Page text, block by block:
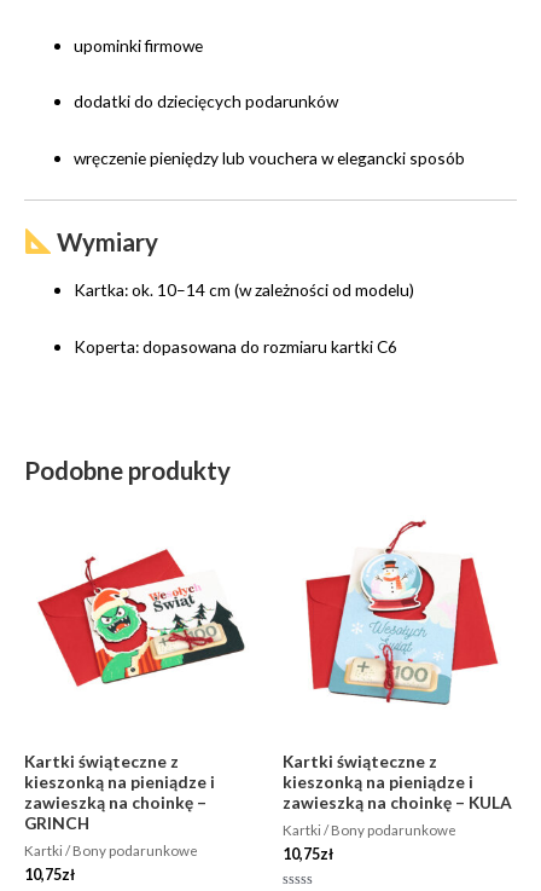
upominki firmowe
dodatki do dziecięcych podarunków
wręczenie pieniędzy lub vouchera w elegancki sposób
Wymiary
Kartka: ok. 10–14 cm (w zależności od modelu)
Koperta: dopasowana do rozmiaru kartki C6
Podobne produkty
Kartki świąteczne z
kieszonką na pieniądze i
zawieszką na choinkę –
GRINCH
Kartki / Bony podarunkowe
10,75zł
Kartki świąteczne z
kieszonką na pieniądze i
zawieszką na choinkę – KULA
Kartki / Bony podarunkowe
10,75zł